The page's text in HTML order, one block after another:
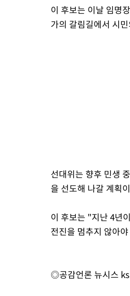
이 후보는 이날 임명
가의 갈림길에서 시
선대위는 향후 민생
을 선도해 나갈 계획
이 후보는 "지난 4년
전진을 멈추지 않아
◎공감언론 뉴시스